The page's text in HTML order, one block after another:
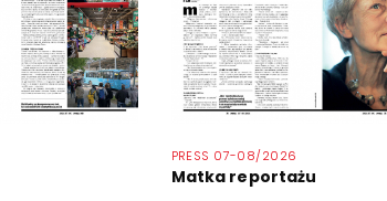
PRESS 07-08/2026
Matka reportażu